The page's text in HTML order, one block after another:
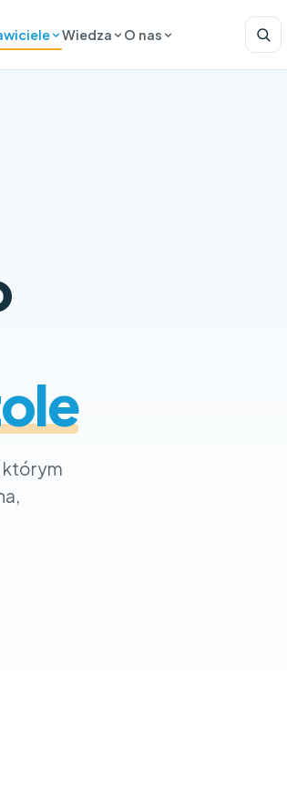
Wiedza O nas
którym